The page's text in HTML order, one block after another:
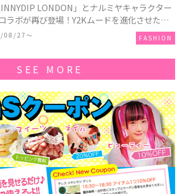
LONDON」とナルミヤキャラクター
ラボが再び登場！Y2Kムードを進化させた新
クションを発売♪
08/27〜 FASHION
SEE MORE